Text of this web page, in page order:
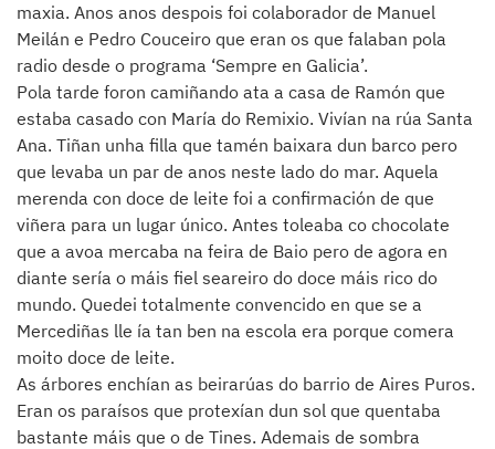
maxia. Anos anos despois foi colaborador de Manuel
Meilán e Pedro Couceiro que eran os que falaban pola
radio desde o programa ‘Sempre en Galicia’.
Pola tarde foron camiñando ata a casa de Ramón que
estaba casado con María do Remixio. Vivían na rúa Santa
Ana. Tiñan unha filla que tamén baixara dun barco pero
que levaba un par de anos neste lado do mar. Aquela
merenda con doce de leite foi a confirmación de que
viñera para un lugar único. Antes toleaba co chocolate
que a avoa mercaba na feira de Baio pero de agora en
diante sería o máis fiel seareiro do doce máis rico do
mundo. Quedei totalmente convencido en que se a
Mercediñas lle ía tan ben na escola era porque comera
moito doce de leite.
As árbores enchían as beirarúas do barrio de Aires Puros.
Eran os paraísos que protexían dun sol que quentaba
bastante máis que o de Tines. Ademais de sombra